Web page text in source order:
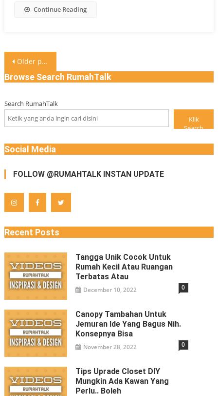
Continue Reading
Posts
navigation
Older posts
Browse Search RumahTalk
Search RumahTalk
Klik
Search
Social Media
FOLLOW @RUMAHTALK INSTAN UPDATE
Recent Posts
Tangga Unik Cocok Untuk
Rumah Kecil Atau Ruangan
Terbatas Atau
December 10, 2022 0
Canopy Tambahan Untuk
Jemuran Ide Yang Bagus Nih.
Konsepnya Bisa
November 28, 2022 0
Tips Uprade Closet DIY
Mungkin Ada Kawan Yang
Perlu.. Boleh